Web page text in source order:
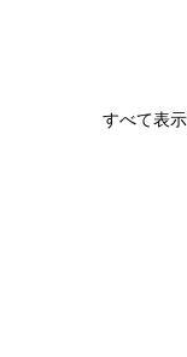
すべて表示